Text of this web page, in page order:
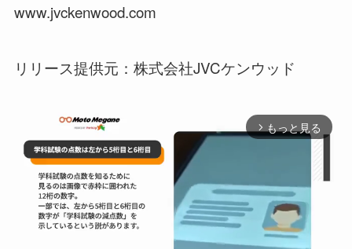
www.jvckenwood.com
リリース提供元：株式会社JVCケンウッド
arrow_forward_ios もっと見る